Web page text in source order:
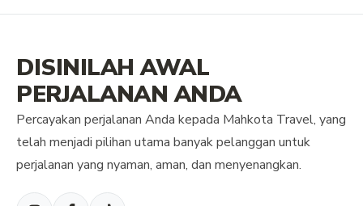
DISINILAH AWAL
PERJALANAN ANDA
Percayakan perjalanan Anda kepada Mahkota Travel, yang
telah menjadi pilihan utama banyak pelanggan untuk
perjalanan yang nyaman, aman, dan menyenangkan.